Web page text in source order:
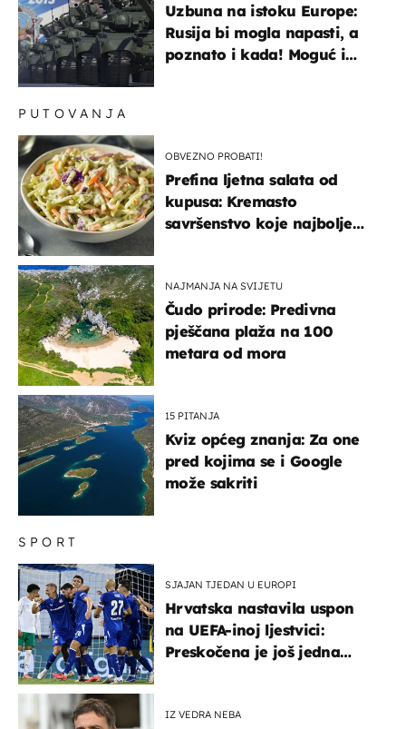
Uzbuna na istoku Europe:
Rusija bi mogla napasti, a
poznato i kada! Moguć i
SPORT
SJAJAN TJEDAN U EUROPI
Hrvatska nastavila uspon
na UEFA-inoj ljestvici:
Preskočena je još jedna
IZ VEDRA NEBA
PUTOVANJA
OBVEZNO PROBATI!
Prefina ljetna salata od
kupusa: Kremasto
savršenstvo koje najbolje
NAJMANJA NA SVIJETU
Čudo prirode: Predivna
pješčana plaža na 100
metara od mora
15 PITANJA
Kviz općeg znanja: Za one
pred kojima se i Google
može sakriti